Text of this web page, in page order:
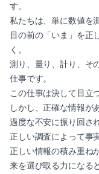
す。
私たちは、単に数値を
目の前の「いま」を正
く。
測り、量り、計り、そ
仕事です。
この仕事は決して目立
しかし、正確な情報が
過度な不安に振り回さ
正しい調査によって事
正しい情報の積み重ね
来を選び取る力になる